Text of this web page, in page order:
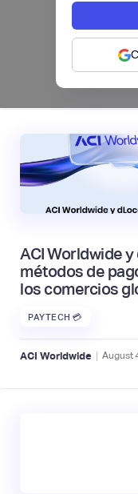
Los bancos se
categorías
ACI Worldwide
métodos de
los comercios
PAYTECH 💳
ACI Worldwide | August